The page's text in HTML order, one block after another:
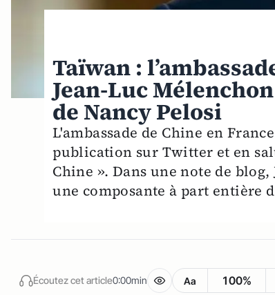
Taïwan :
Jean-Luc
de Nancy Pelosi
L'ambassade de Chine en
publication sur Twitter et en
Chine ». Dans une note de
une composante à part entière
Écoutez cet article0:00min Aa 100%